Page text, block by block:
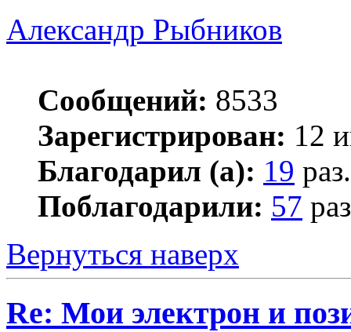
Александр Рыбников
Сообщений: 8533
Зарегистрирован: 12
Благодарил (а): 19 раз.
Поблагодарили: 57
Вернуться наверх
Re: Мои электрон и